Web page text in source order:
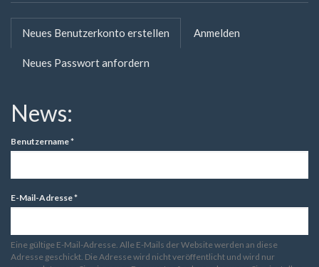
Primäre
Reiter
Neues Benutzerkonto erstellen (aktiver
Reiter)
Anmelden
Neues Passwort anfordern
News:
Benutzername*
E-Mail-Adresse*
Eine gültige E-Mail-Adresse. Alle E-Mails der Website werden an diese
Adresse geschickt. Die Adresse wird nicht veröffentlicht und wird nur